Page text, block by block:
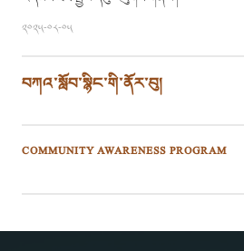
༢༠༢༥-༠༨-༠༥
བཀའ་སློབ་སྙིང་གི་ནོར་བུ།
COMMUNITY AWARENESS PROGRAM